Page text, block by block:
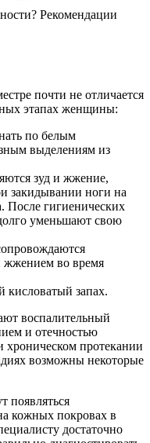
Рекомендации
почти не отличается
этапах женщины:
по белым
выделениям из
зуд и жжение,
закидывании ноги на
После гигиенических
уменьшают свою
во время
запах.
воспалительный
и отечностью
хроническом протекании
возможны некоторые
появляться
кожных покровах в
достаточно